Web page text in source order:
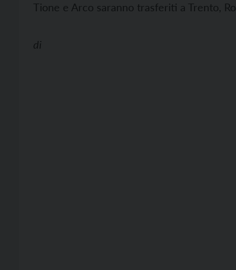
Tione e Arco saranno trasferiti a Trento,
di